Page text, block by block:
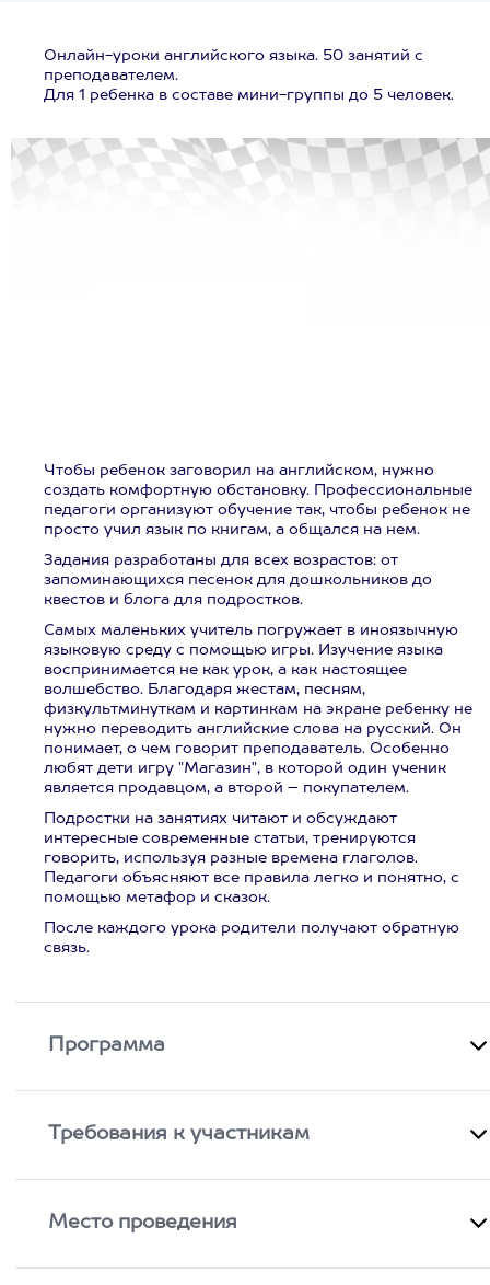
Онлайн-уроки английского языка. 50 занятий с
преподавателем.
Для 1 ребенка в составе мини-группы до 5 человек.
Чтобы ребенок заговорил на английском, нужно
создать комфортную обстановку. Профессиональные
педагоги организуют обучение так, чтобы ребенок не
просто учил язык по книгам, а общался на нем.
Задания разработаны для всех возрастов: от
запоминающихся песенок для дошкольников до
квестов и блога для подростков.
Самых маленьких учитель погружает в иноязычную
языковую среду с помощью игры. Изучение языка
воспринимается не как урок, а как настоящее
волшебство. Благодаря жестам, песням,
физкультминуткам и картинкам на экране ребенку не
нужно переводить английские слова на русский. Он
понимает, о чем говорит преподаватель. Особенно
любят дети игру "Магазин", в которой один ученик
является продавцом, а второй – покупателем.
Подростки на занятиях читают и обсуждают
интересные современные статьи, тренируются
говорить, используя разные времена глаголов.
Педагоги объясняют все правила легко и понятно, с
помощью метафор и сказок.
После каждого урока родители получают обратную
связь.
Программа
Требования к участникам
Место проведения